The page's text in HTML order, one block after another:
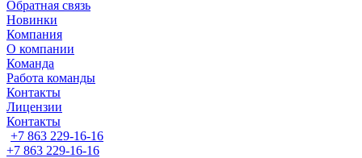
Обратная связь
Новинки
Компания
О компании
Команда
Работа команды
Контакты
Лицензии
Контакты
+7 863 229-16-16
+7 863 229-16-16